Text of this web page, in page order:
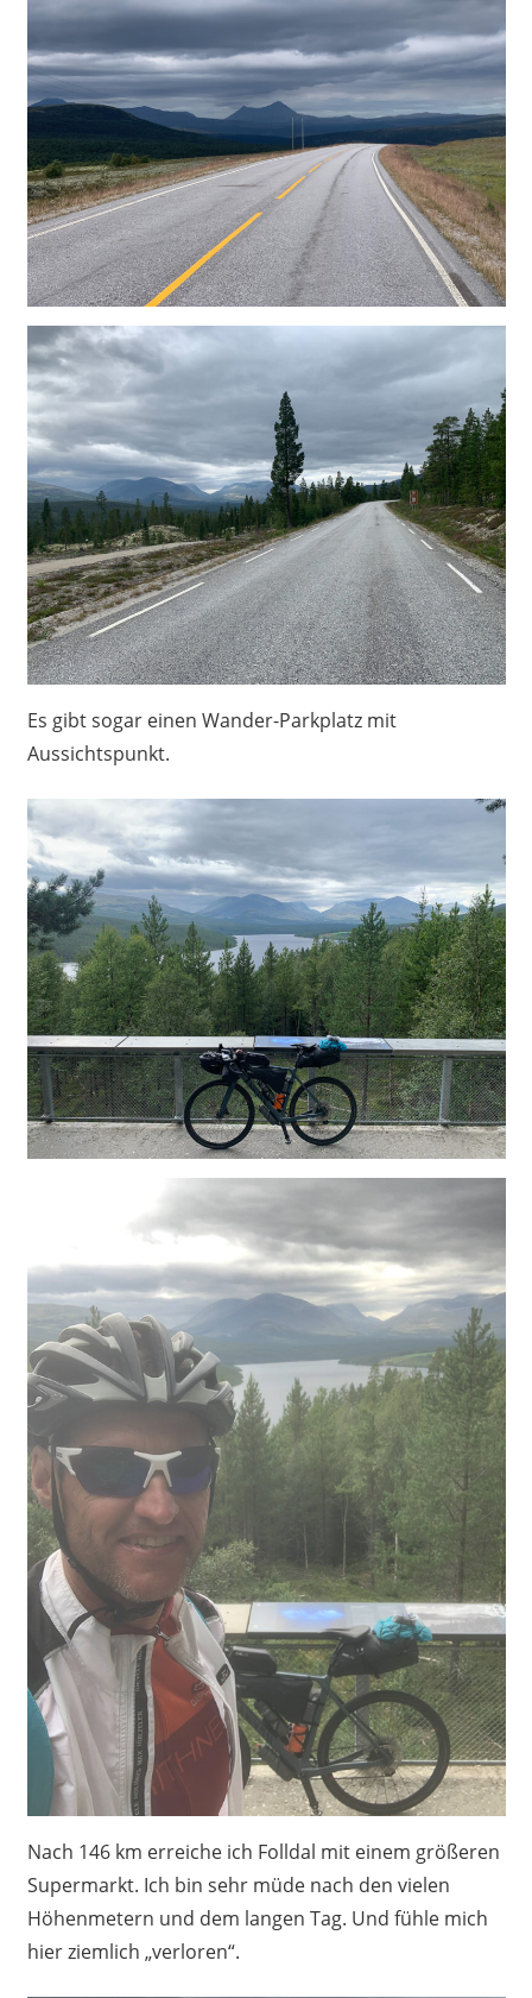
Es gibt sogar einen Wander-Parkplatz mit
Aussichtspunkt.
Nach 146 km erreiche ich Folldal mit einem größeren
Supermarkt. Ich bin sehr müde nach den vielen
Höhenmetern und dem langen Tag. Und fühle mich
hier ziemlich „verloren“.